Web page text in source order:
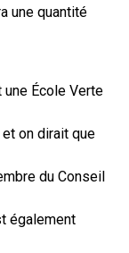
une quantité
une École Verte
on dirait que
du Conseil
également